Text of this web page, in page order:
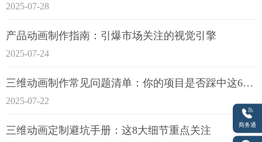
2025-07-28
产品动画制作指南：引爆市场关注的视觉引擎
2025-07-24
三维动画制作常见问题清单：你的项目是否踩中这6大技术雷区？
2025-07-22
三维动画定制避坑手册：这8大细节重点关注 商务通